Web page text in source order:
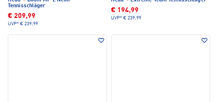
Tennisschläger
€ 209,99
UVP* € 239,99
€ 194,99
UVP* € 239,99